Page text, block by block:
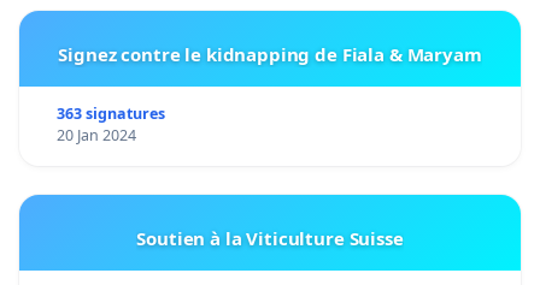
Signez contre le kidnapping de Fiala & Maryam
363 signatures
20 Jan 2024
Soutien à la Viticulture Suisse